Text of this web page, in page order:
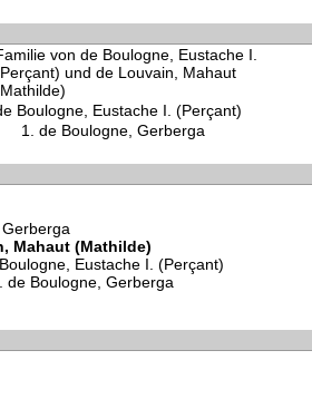
von de Boulogne, Eustache I.
und de Louvain, Mahaut
Boulogne, Eustache I. (Perçant)
de Boulogne, Gerberga
Mahaut (Mathilde)
Eustache I. (Perçant)
de Boulogne, Gerberga